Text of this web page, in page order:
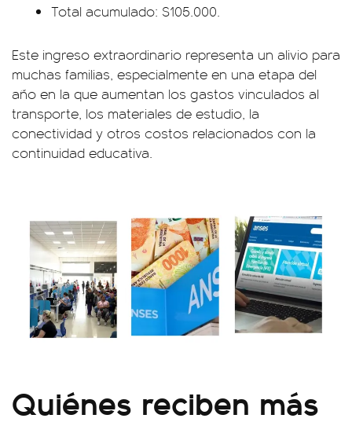
Total acumulado: $105.000.
Este ingreso extraordinario representa un alivio para
muchas familias, especialmente en una etapa del
año en la que aumentan los gastos vinculados al
transporte, los materiales de estudio, la
conectividad y otros costos relacionados con la
continuidad educativa.
Quiénes reciben más